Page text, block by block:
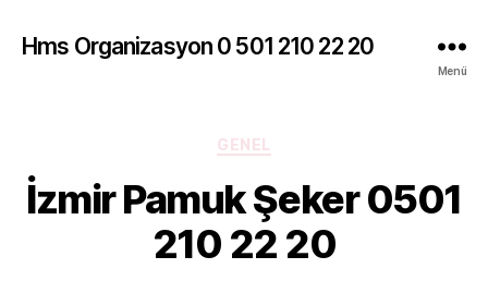
Hms Organizasyon 0 501 210 22 20
Menü
Kategoriler
GENEL
İzmir Pamuk Şeker 0501
210 22 20